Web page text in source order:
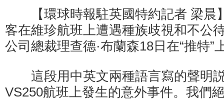
【環球時報駐英國特約記者 梁晨
客在維珍航班上遭遇種族歧視和不公
公司總裁理查德·布蘭森18日在“推特”
這段用中英文兩種語言寫的聲明説
VS250航班上發生的意外事件。我們